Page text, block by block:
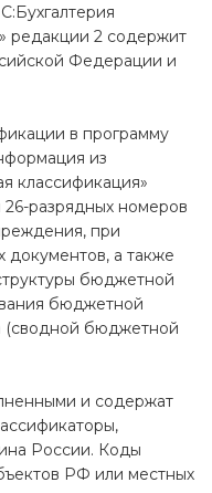
редакции 2 содержит
Федерации и
в программу
из
классификация»
разрядных номеров
при
а также
бюджетной
бюджетной
(сводной бюджетной
и содержат
России. Коды
РФ или местных